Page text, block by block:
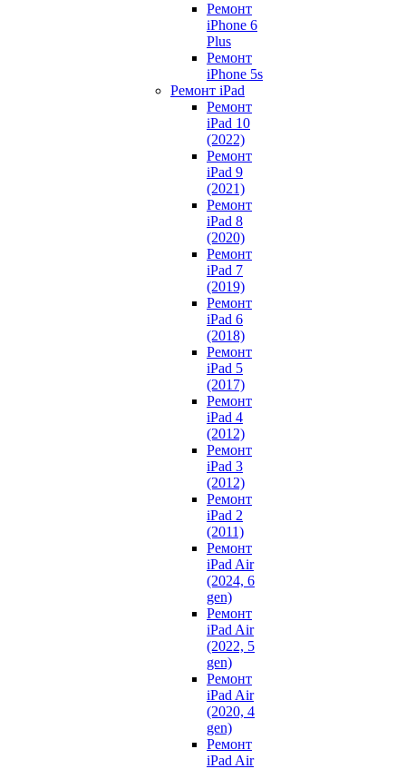
Ремонт
iPhone 6
Plus
Ремонт
iPhone 5s
Ремонт iPad
Ремонт
iPad 10
(2022)
Ремонт
iPad 9
(2021)
Ремонт
iPad 8
(2020)
Ремонт
iPad 7
(2019)
Ремонт
iPad 6
(2018)
Ремонт
iPad 5
(2017)
Ремонт
iPad 4
(2012)
Ремонт
iPad 3
(2012)
Ремонт
iPad 2
(2011)
Ремонт
iPad Air
(2024, 6
gen)
Ремонт
iPad Air
(2022, 5
gen)
Ремонт
iPad Air
(2020, 4
gen)
Ремонт
iPad Air